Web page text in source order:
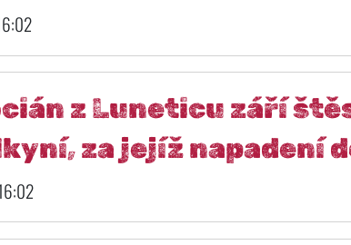
z Luneticu září
za jejíž napadení